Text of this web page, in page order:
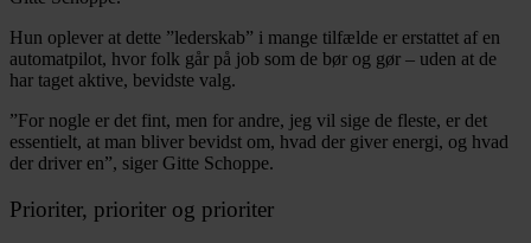
Hun oplever at dette ”lederskab” i mange tilfælde er erstattet af en
automatpilot, hvor folk går på job som de bør og gør – uden at de
har taget aktive, bevidste valg.
”For nogle er det fint, men for andre, jeg vil sige de fleste, er det
essentielt, at man bliver bevidst om, hvad der giver energi, og hvad
der driver en”, siger Gitte Schoppe.
Prioriter, prioriter og prioriter